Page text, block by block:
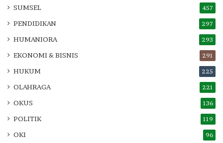
SUMSEL 457
PENDIDIKAN 297
HUMANIORA 293
EKONOMI & BISNIS 291
HUKUM 225
OLAHRAGA 221
OKUS 136
POLITIK 119
OKI 96